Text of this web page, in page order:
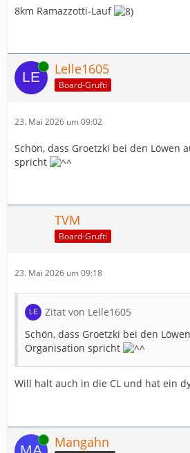
8km Ramazzotti-Lauf
Online Lelle1605
Board-Grufti
23. Mai 2026 um 09:02
Schön, dass Groetzki bei den Löwen
spricht
TVM
Board-Grufti
23. Mai 2026 um 09:18
Zitat von Lelle1605
Schön, dass Groetzki bei den
Organisation spricht
Will halt auch in die CL und hat ein
Online Mangahn